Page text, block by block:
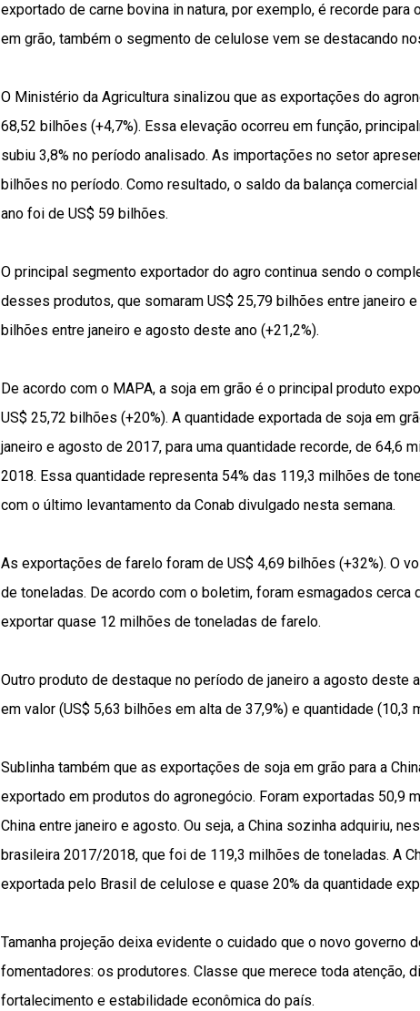
exportado de carne bovina in natura, por exemplo, é recorde
em grão, também o segmento de celulose vem se destacando
O Ministério da Agricultura sinalizou que as exportações do
68,52 bilhões (+4,7%). Essa elevação ocorreu em função,
subiu 3,8% no período analisado. As importações no setor
bilhões no período. Como resultado, o saldo da balança
ano foi de US$ 59 bilhões.
O principal segmento exportador do agro continua sendo o
desses produtos, que somaram US$ 25,79 bilhões entre janeiro
bilhões entre janeiro e agosto deste ano (+21,2%).
De acordo com o MAPA, a soja em grão é o principal produto
US$ 25,72 bilhões (+20%). A quantidade exportada de soja em
janeiro e agosto de 2017, para uma quantidade recorde, de 64,6
2018. Essa quantidade representa 54% das 119,3 milhões de
com o último levantamento da Conab divulgado nesta semana.
As exportações de farelo foram de US$ 4,69 bilhões (+32%). O
de toneladas. De acordo com o boletim, foram esmagados cerca
exportar quase 12 milhões de toneladas de farelo.
Outro produto de destaque no período de janeiro a agosto deste
em valor (US$ 5,63 bilhões em alta de 37,9%) e quantidade (10,3
Sublinha também que as exportações de soja em grão para a
exportado em produtos do agronegócio. Foram exportadas 50,9
China entre janeiro e agosto. Ou seja, a China sozinha adquiriu,
brasileira 2017/2018, que foi de 119,3 milhões de toneladas. A
exportada pelo Brasil de celulose e quase 20% da quantidade
Tamanha projeção deixa evidente o cuidado que o novo governo
fomentadores: os produtores. Classe que merece toda atenção,
fortalecimento e estabilidade econômica do país.